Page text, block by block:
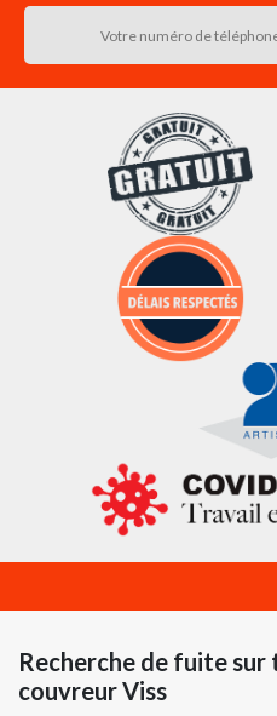
Recherche de fuite
couvreur Viss